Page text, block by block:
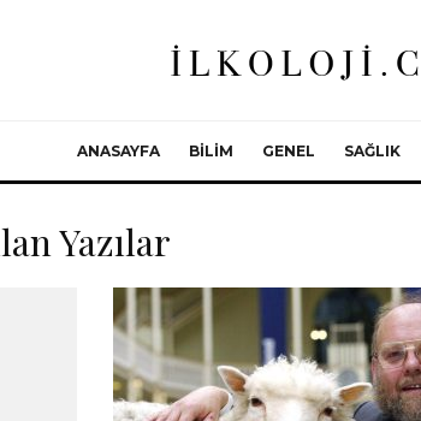
ANASAYFA BILIM GENEL SAĞLIK
Yazılar